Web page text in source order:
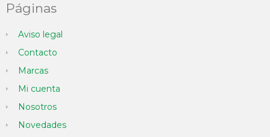
Páginas
Aviso legal
Contacto
Marcas
Mi cuenta
Nosotros
Novedades